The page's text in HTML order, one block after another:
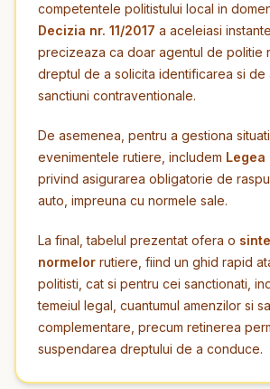
competentele politistului local in
Decizia nr. 11/2017 a aceleiasi
precizeaza ca doar agentul de politie
dreptul de a solicita identificarea si de
sanctiuni contraventionale.
De asemenea, pentru a gestiona
evenimentele rutiere, includem Legea
privind asigurarea obligatorie de
auto, impreuna cu normele sale.
La final, tabelul prezentat ofera o
normelor rutiere, fiind un ghid rapid
politisti, cat si pentru cei sanctionati,
temeiul legal, cuantumul amenzilor si
complementare, precum retinerea
suspendarea dreptului de a conduce.